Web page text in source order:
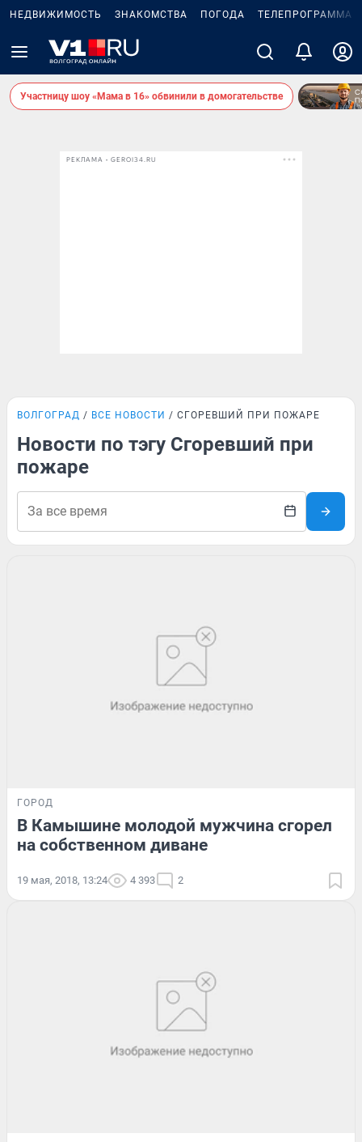
НЕДВИЖИМОСТЬ ЗНАКОМСТВА ПОГОДА ТЕЛЕПРОГРАММА
Участницу шоу «Мама в 16» обвинили в домогательстве
РЕКЛАМА • GEROI34.RU
ВОЛГОГРАД ВСЕ НОВОСТИ СГОРЕВШИЙ ПРИ ПОЖАРЕ
Новости по тэгу Сгоревший при
пожаре
ГОРОД
В Камышине молодой мужчина сгорел
на собственном диване
19 мая, 2018, 13:24 4 393 2